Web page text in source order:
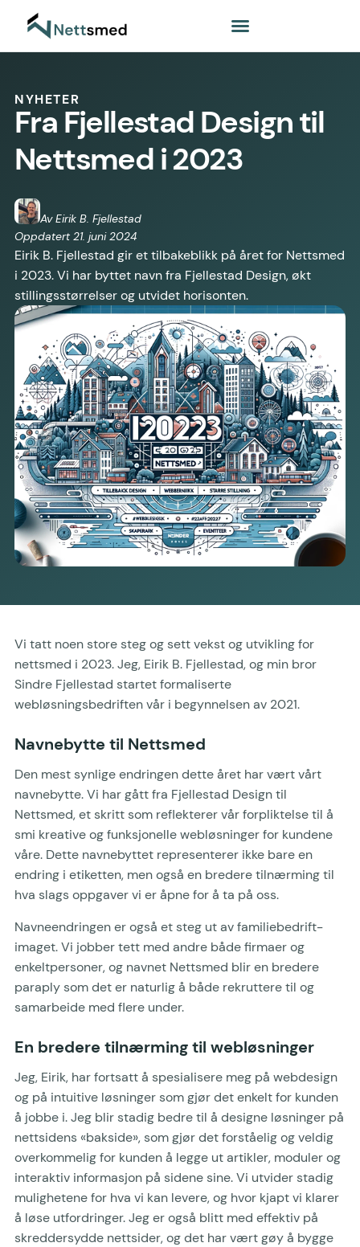
NYHETER
Fra Fjellestad Design til
Nettsmed i 2023
Av Eirik B. Fjellestad
Oppdatert 21. juni 2024
Eirik B. Fjellestad gir et tilbakeblikk på året for Nettsmed
i 2023. Vi har byttet navn fra Fjellestad Design, økt
stillingsstørrelser og utvidet horisonten.
Vi tatt noen store steg og sett vekst og utvikling for
nettsmed i 2023. Jeg, Eirik B. Fjellestad, og min bror
Sindre Fjellestad startet formaliserte
webløsningsbedriften vår i begynnelsen av 2021.
Navnebytte til Nettsmed
Den mest synlige endringen dette året har vært vårt
navnebytte. Vi har gått fra Fjellestad Design til
Nettsmed, et skritt som reflekterer vår forpliktelse til å
smi kreative og funksjonelle webløsninger for kundene
våre. Dette navnebyttet representerer ikke bare en
endring i etiketten, men også en bredere tilnærming til
hva slags oppgaver vi er åpne for å ta på oss.
Navneendringen er også et steg ut av familiebedrift-
imaget. Vi jobber tett med andre både firmaer og
enkeltpersoner, og navnet Nettsmed blir en bredere
paraply som det er naturlig å både rekruttere til og
samarbeide med flere under.
En bredere tilnærming til webløsninger
Jeg, Eirik, har fortsatt å spesialisere meg på webdesign
og på intuitive løsninger som gjør det enkelt for kunden
å jobbe i. Jeg blir stadig bedre til å designe løsninger på
nettsidens «bakside», som gjør det forståelig og veldig
overkommelig for kunden å legge ut artikler, moduler og
interaktiv informasjon på sidene sine. Vi utvider stadig
mulighetene for hva vi kan levere, og hvor kjapt vi klarer
å løse utfordringer. Jeg er også blitt med effektiv på
skreddersydde nettsider, og det har vært gøy å bygge